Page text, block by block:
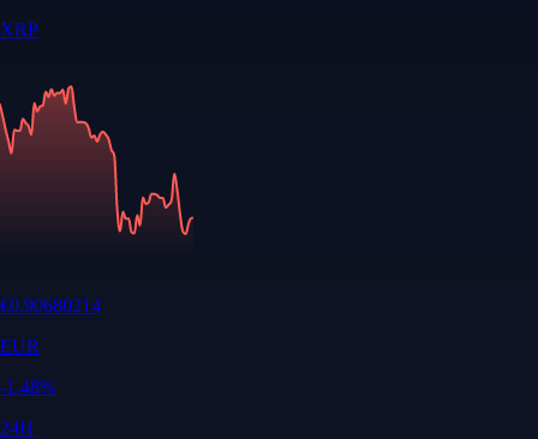
XRP
€0.90680214
EUR
-1.48%
24H